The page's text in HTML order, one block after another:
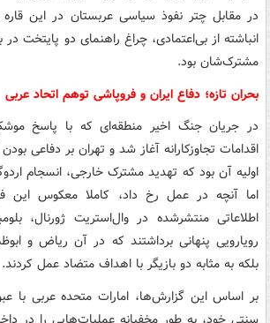
در مقابل چتر نفوذ سیاسی عربستان در این قاره
انباشته از بی‌اعتمادی، چراغ راهنمای دو پایتخت
مشترک‌شان بود.
بحران تازه؛ دفاع ایران و فروپاشی توهم اتحاد عربی
در جریان جنگ اخیر منطقه‌ای که با پاسخ
اقدامات تجاوزکارانه آغاز شد و تهران بر دفاعی
اولیه آن بود که تهدید مشترک خارجی، انسجام
اما آنچه در عمل رخ داد، کاملا معکوس این
اطلاعاتی منتشرشده در وال‌استریت ژورنال،
رویارویی پنهانی برداشتند که در آن ریاض و
بلکه به مثابه دو بازیگر با اهداف متضاد عمل کردند.
بر اساس این گزارش‌ها، امارات متحده عربی با
سنتی خود، به طور مخفیانه عملیات‌هایی را در